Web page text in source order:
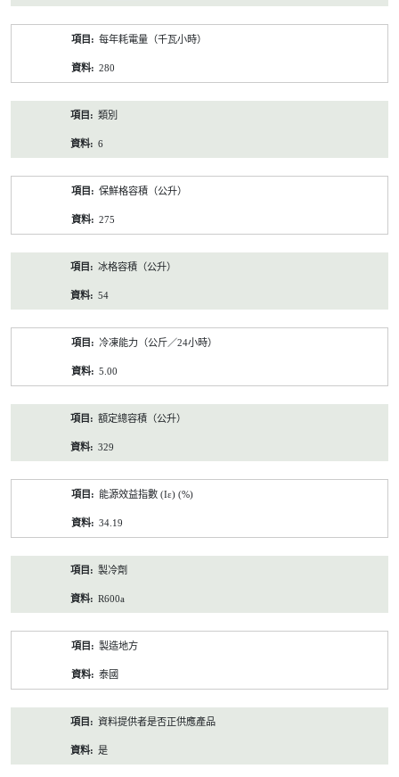
每年耗電量（千瓦小時）
280
類別
6
保鮮格容積（公升）
275
冰格容積（公升）
54
冷凍能力（公斤／24小時）
5.00
額定總容積（公升）
329
能源效益指數 (Iε) (%)
34.19
製冷劑
R600a
製造地方
泰國
資料提供者是否正供應產品
是